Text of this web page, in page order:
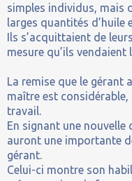
simples individus, mais
larges quantités d’huile
Ils s’acquittaient de
mesure qu’ils vendaient
La remise que le gérant
maître est
travail.
En signant une nouvelle
auront une importante
gérant.
Celui-ci montre son